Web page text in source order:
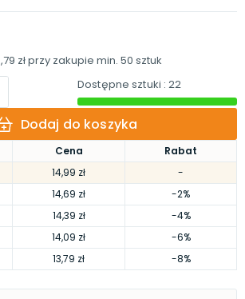
Cena
Rabat
14,99 zł
-
14,69 zł
-2%
14,39 zł
-4%
14,09 zł
-6%
13,79 zł -8%
złprzy zakupie min. 50 sztuk
Dostępne sztuki : 22
Dodaj do koszyka